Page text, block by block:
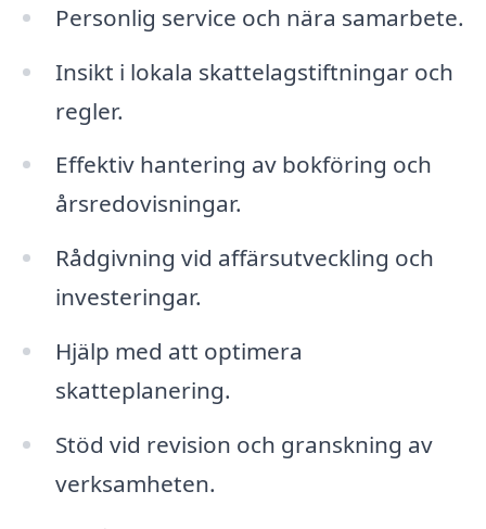
Personlig service och nära samarbete.
Insikt i lokala skattelagstiftningar och
regler.
Effektiv hantering av bokföring och
årsredovisningar.
Rådgivning vid affärsutveckling och
investeringar.
Hjälp med att optimera
skatteplanering.
Stöd vid revision och granskning av
verksamheten.